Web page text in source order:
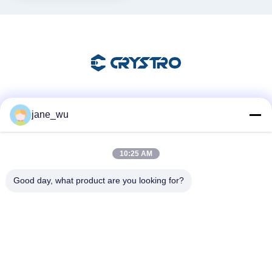
jane_wu
10:25 AM
Good day, what product are you looking for?